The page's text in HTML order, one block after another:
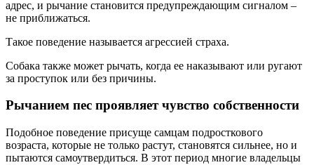
адрес, и рычание становится предупреждающим сигналом –
не приближаться.
Такое поведение называется агрессией страха.
Собака также может рычать, когда ее наказывают или ругают
за проступок или без причины.
Рычанием пес проявляет чувство собственности
Подобное поведение присуще самцам подросткового
возраста, которые не только растут, становятся сильнее, но и
пытаются самоутвердиться. В этот период многие владельцы